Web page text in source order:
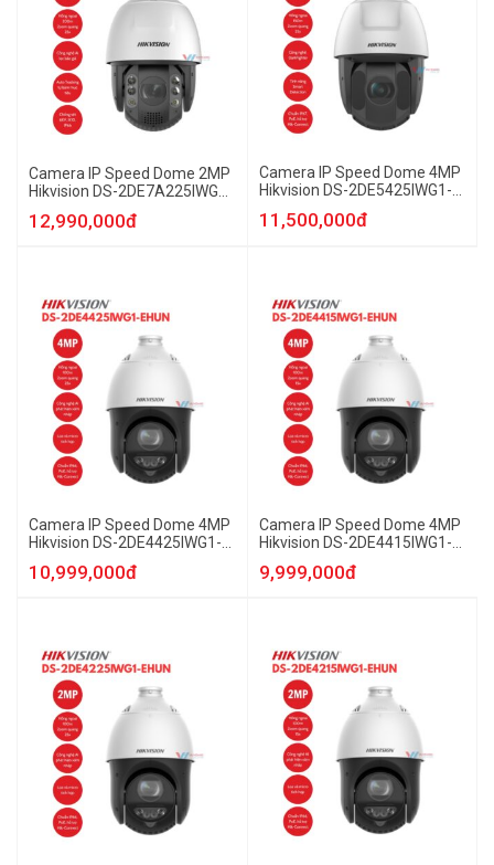
Camera IP Speed Dome 2MP
Hikvision DS-2DE7A225IWG1-
12,990,000đ
Camera IP Speed Dome 4MP
Hikvision DS-2DE5425IWG1-
11,500,000đ
Camera IP Speed Dome 4MP
Hikvision DS-2DE4425IWG1-
10,999,000đ
Camera IP Speed Dome 4MP
Hikvision DS-2DE4415IWG1-
9,999,000đ